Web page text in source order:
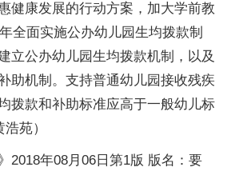
健康发展的行动方案，加大学前教
全面实施公办幼儿园生均拨款制
立公办幼儿园生均拨款机制，以及
助机制。支持普通幼儿园接收残疾
拨款和补助标准应高于一般幼儿标
苑）
2018年08月06日第1版 版名：要